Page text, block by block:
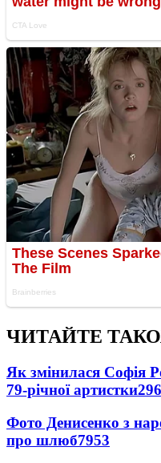
ЧИТАЙТЕ
Як змінилася Софія
79-річної артистки
Фото Денисенко з
про шлюб7953